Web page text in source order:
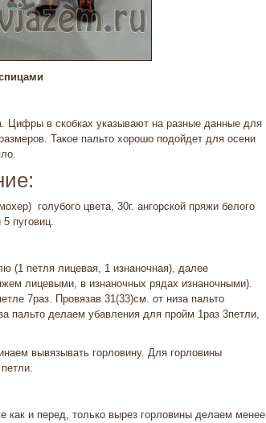
Цифры в скобках указывают на разные данные для
Такое пальто хорошо подойдет для осени
голубого цвета, 30г. ангорской пряжи белого
пуговиц.
(1 петля лицевая, 1 изнаночная), далее
лицевыми, в изнаночных рядах изнаночными).
7раз. Провязав 31(33)см. от низа пальто
пальто делаем убавления для пройм 1раз 3петли,
вывязывать горловину. Для горловины
как и перед, только вырез горловины делаем менее